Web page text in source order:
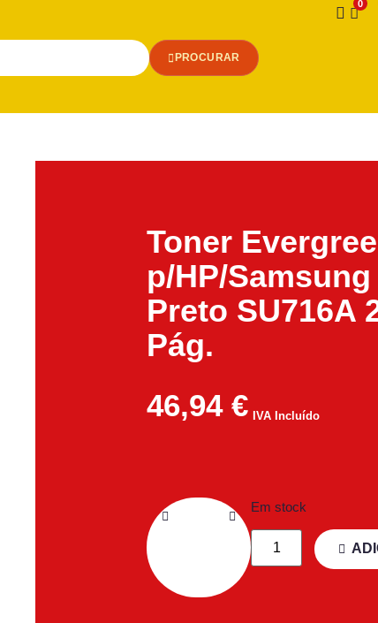
PROCURAR
Toner
p/HP/Samsung
Preto SU716A
Pág.
46,94 € IVA Incluído
Em stock